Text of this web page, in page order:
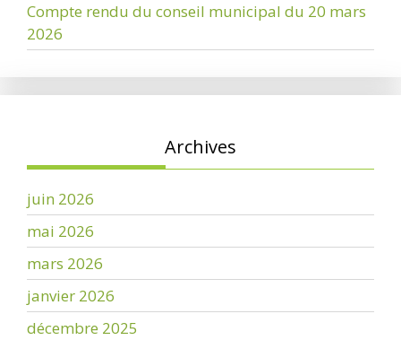
Compte rendu du conseil municipal du 20 mars
2026
Archives
juin 2026
mai 2026
mars 2026
janvier 2026
décembre 2025